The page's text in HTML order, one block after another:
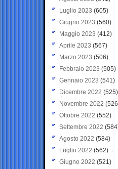
Luglio 2023 (605)
Giugno 2023 (560)
Maggio 2023 (412)
Aprile 2023 (567)
Marzo 2023 (506)
Febbraio 2023 (505)
Gennaio 2023 (541)
Dicembre 2022 (525)
Novembre 2022
Ottobre 2022 (552)
Settembre 2022
Agosto 2022 (584)
Luglio 2022 (562)
Giugno 2022 (521)